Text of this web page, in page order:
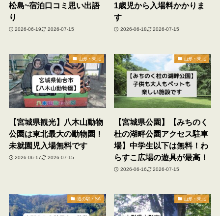
松島~宿泊口コミ思い出語
り
2026-06-19 2026-07-15
1歳児から入場料かかりま
す
2026-06-18 2026-07-15
山形・東北
【宮城県観光】八木山動物
公園は東北最大の動物園！
未就園児入場無料です
2026-06-17 2026-07-15
山形・東北
【宮城県公園】【みちのく
杜の湖畔公園アクセス駐車
場】中学生以下は無料！わ
らすこ広場の遊具が最高！
2026-06-16 2026-07-15
道の駅・SA 山形・東北